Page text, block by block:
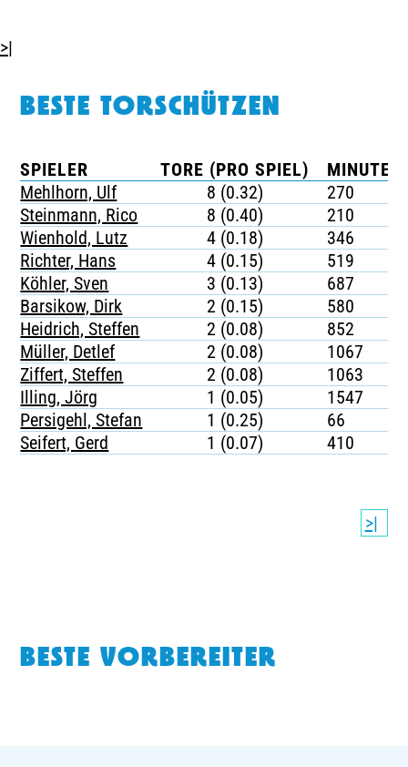
>|
BESTE TORSCHÜTZEN
SPIELER TORE (PRO SPIEL)
Mehlhorn, Ulf
8 (0.32)
270
Steinmann, Rico
8 (0.40)
210
Wienhold, Lutz
4 (0.18)
346
Richter, Hans
4 (0.15)
519
Köhler, Sven
3 (0.13)
687
Barsikow, Dirk
2 (0.15)
580
Heidrich, Steffen
2 (0.08)
852
Müller, Detlef
2 (0.08)
1067
Ziffert, Steffen
2 (0.08)
1063
Illing, Jörg
1 (0.05)
1547
Persigehl, Stefan
1 (0.25)
66
Seifert, Gerd
1 (0.07) 410
>|
BESTE VORBEREITER